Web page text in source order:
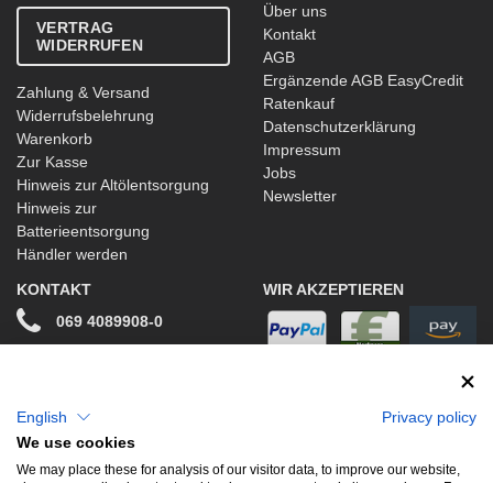
VERTRAG
WIDERRUFEN
Zahlung & Versand
Widerrufsbelehrung
Warenkorb
Zur Kasse
Hinweis zur Altölentsorgung
Hinweis zur
Batterieentsorgung
Händler werden
Über uns
Kontakt
AGB
Ergänzende AGB EasyCredit
Ratenkauf
Datenschutzerklärung
Impressum
Jobs
Newsletter
KONTAKT
069 4089908-0
Facebook
WIR AKZEPTIEREN
English
Privacy policy
We use cookies
We may place these for analysis of our visitor data, to improve our website,